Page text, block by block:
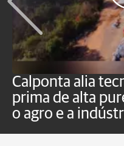
Calponta alia
prima de alta
o agro e a